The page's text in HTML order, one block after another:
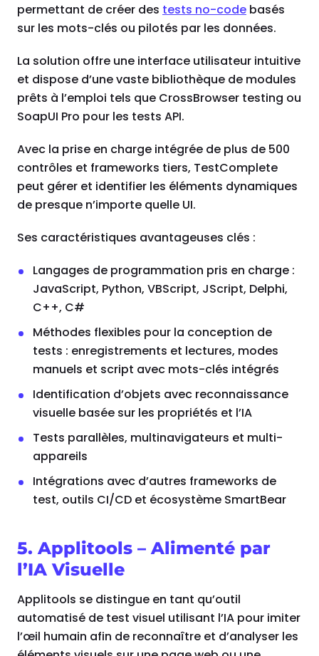
permettant de créer des tests no-code basés
sur les mots-clés ou pilotés par les données.
La solution offre une interface utilisateur intuitive
et dispose d’une vaste bibliothèque de modules
prêts à l’emploi tels que CrossBrowser testing ou
SoapUI Pro pour les tests API.
Avec la prise en charge intégrée de plus de 500
contrôles et frameworks tiers, TestComplete
peut gérer et identifier les éléments dynamiques
de presque n’importe quelle UI.
Ses caractéristiques avantageuses clés :
Langages de programmation pris en charge :
JavaScript, Python, VBScript, JScript, Delphi,
C++, C#
Méthodes flexibles pour la conception de
tests : enregistrements et lectures, modes
manuels et script avec mots-clés intégrés
Identification d’objets avec reconnaissance
visuelle basée sur les propriétés et l’IA
Tests parallèles, multinavigateurs et multi-
appareils
Intégrations avec d’autres frameworks de
test, outils CI/CD et écosystème SmartBear
5. Applitools – Alimenté par
l’IA Visuelle
Applitools se distingue en tant qu’outil
automatisé de test visuel utilisant l’IA pour imiter
l’œil humain afin de reconnaître et d’analyser les